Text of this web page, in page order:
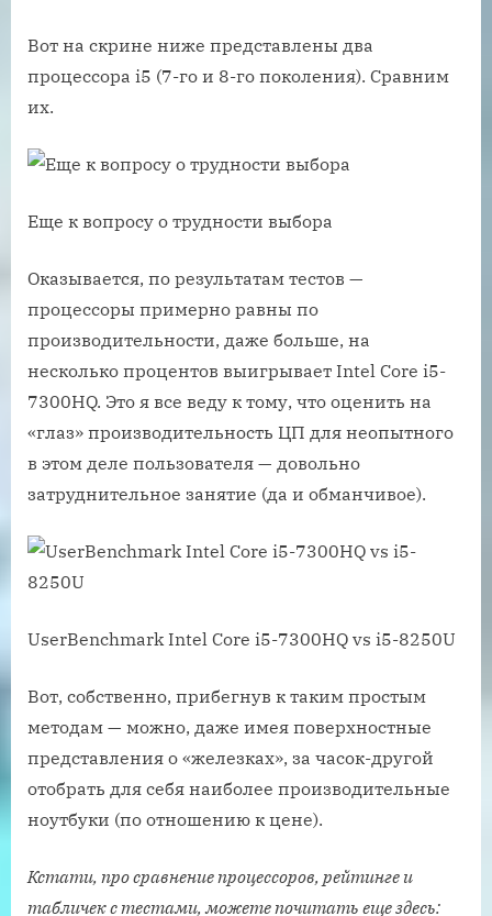
Вот на скрине ниже представлены два
процессора i5 (7-го и 8-го поколения). Сравним
их.
Еще к вопросу о трудности выбора
Оказывается, по результатам тестов —
процессоры примерно равны по
производительности, даже больше, на
несколько процентов выигрывает Intel Core i5-
7300HQ. Это я все веду к тому, что оценить на
«глаз» производительность ЦП для неопытного
в этом деле пользователя — довольно
затруднительное занятие (да и обманчивое).
UserBenchmark Intel Core i5-7300HQ vs i5-8250U
Вот, собственно, прибегнув к таким простым
методам — можно, даже имея поверхностные
представления о «железках», за часок-другой
отобрать для себя наиболее производительные
ноутбуки (по отношению к цене).
Кстати, про сравнение процессоров, рейтинге и
табличек с тестами, можете почитать еще здесь: